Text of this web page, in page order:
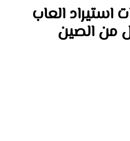
العاب
من الصين